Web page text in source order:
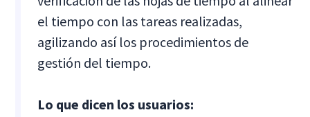
el tiempo con las tareas realizadas,
agilizando así los procedimientos de
gestión del tiempo.
Lo que dicen los usuarios: